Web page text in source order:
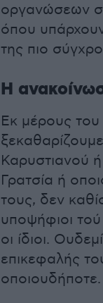
οργανώσεων
όπου
της πιο
Η
Εκ μέρους
Καρυστιανού
Γρατσία ή
τους, δεν
υποψήφιοι τού
οι ίδιοι.
επικεφαλής
οποιουδήποτε.